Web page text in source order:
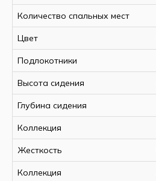
Количество спальных мест
Цвет
Подлокотники
Высота сидения
Глубина сидения
Коллекция
Жесткость
Коллекция